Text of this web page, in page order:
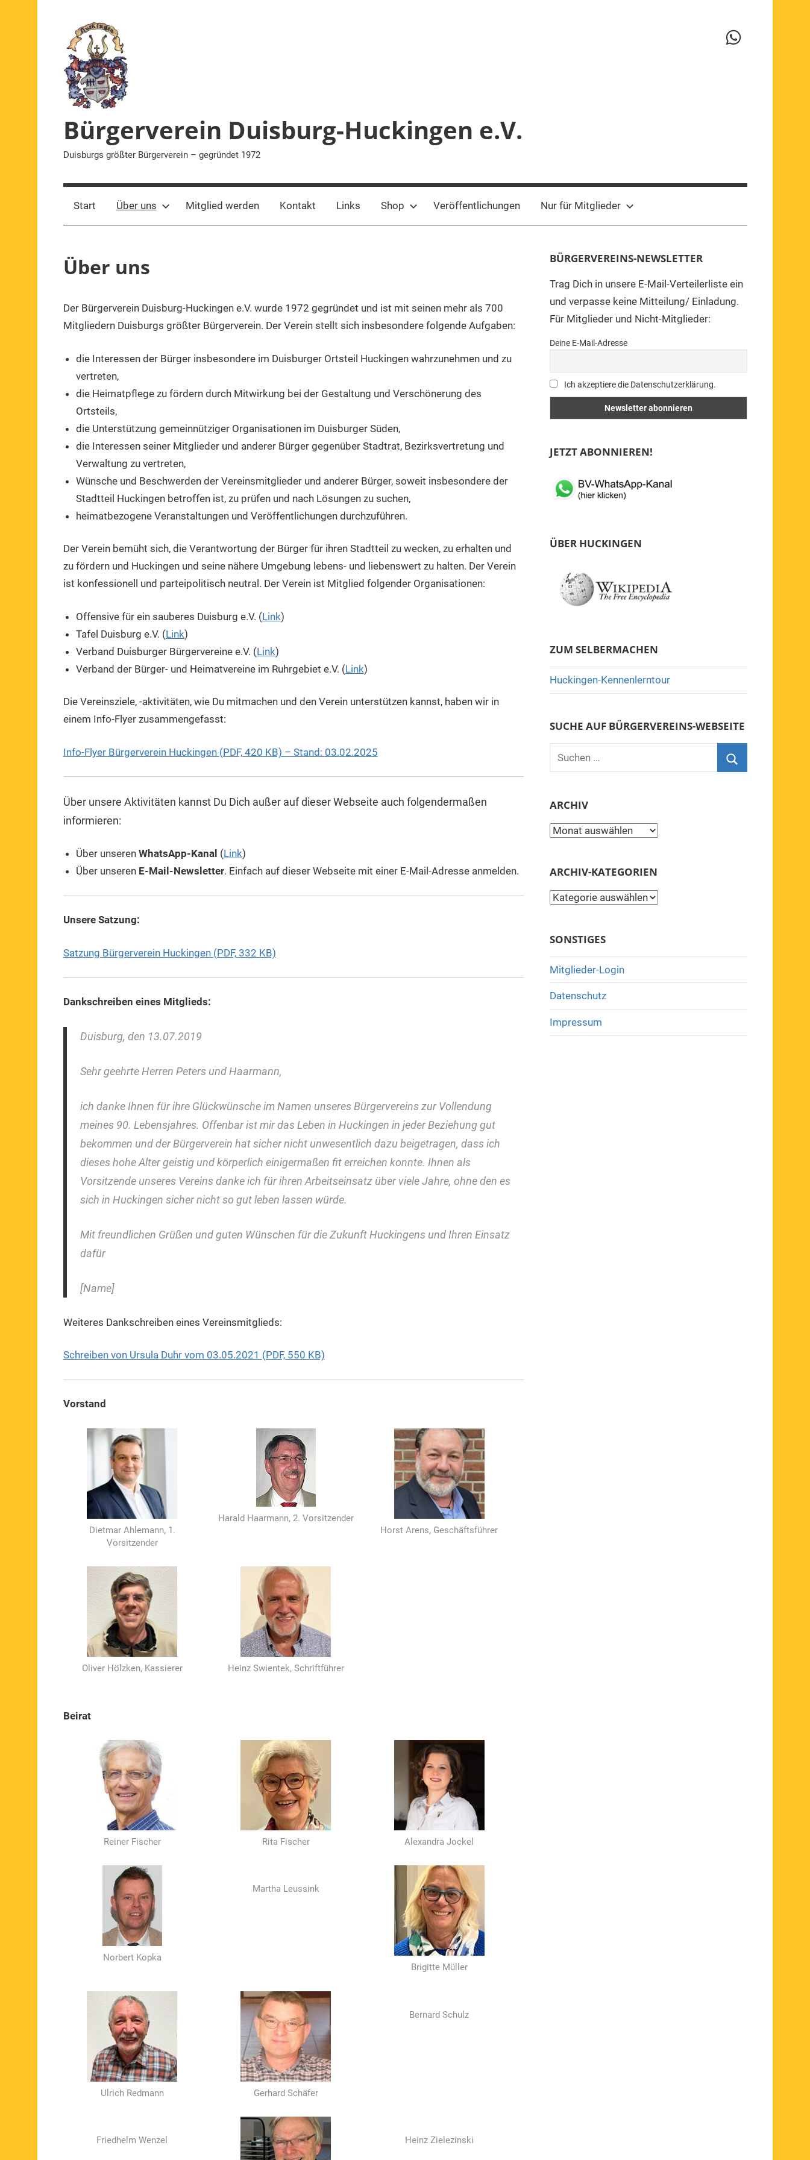
Bürgerverein Duisburg-Huckingen e.V.
Duisburgs größter Bürgerverein – gegründet 1972
WhatsApp-
Start Über uns Mitglied werden Kontakt Links Shop Veröffentlichungen Nur für Mitglieder
Über uns
Der Bürgerverein Duisburg-Huckingen e.V. wurde 1972 gegründet und ist mit seinen mehr als 700
Mitgliedern Duisburgs größter Bürgerverein. Der Verein stellt sich insbesondere folgende Aufgaben:
die Interessen der Bürger insbesondere im Duisburger Ortsteil Huckingen wahrzunehmen und zu
vertreten,
die Heimatpflege zu fördern durch Mitwirkung bei der Gestaltung und Verschönerung des
Ortsteils,
die Unterstützung gemeinnütziger Organisationen im Duisburger Süden,
die Interessen seiner Mitglieder und anderer Bürger gegenüber Stadtrat, Bezirksvertretung und
Verwaltung zu vertreten,
Wünsche und Beschwerden der Vereinsmitglieder und anderer Bürger, soweit insbesondere der
Stadtteil Huckingen betroffen ist, zu prüfen und nach Lösungen zu suchen,
heimatbezogene Veranstaltungen und Veröffentlichungen durchzuführen.
Der Verein bemüht sich, die Verantwortung der Bürger für ihren Stadtteil zu wecken, zu erhalten und
zu fördern und Huckingen und seine nähere Umgebung lebens- und liebenswert zu halten. Der Verein
ist konfessionell und parteipolitisch neutral. Der Verein ist Mitglied folgender Organisationen:
Offensive für ein sauberes Duisburg e.V. (Link)
Tafel Duisburg e.V. (Link)
Verband Duisburger Bürgervereine e.V. (Link)
Verband der Bürger- und Heimatvereine im Ruhrgebiet e.V. (Link)
Die Vereinsziele, -aktivitäten, wie Du mitmachen und den Verein unterstützen kannst, haben wir in
einem Info-Flyer zusammengefasst:
Info-Flyer Bürgerverein Huckingen (PDF, 420 KB) – Stand: 03.02.2025
Über unsere Aktivitäten kannst Du Dich außer auf dieser Webseite auch folgendermaßen
informieren:
Über unseren WhatsApp-Kanal (Link)
Über unseren E-Mail-Newsletter. Einfach auf dieser Webseite mit einer E-Mail-Adresse anmelden.
Unsere Satzung:
Satzung Bürgerverein Huckingen (PDF, 332 KB)
Dankschreiben eines Mitglieds:
Duisburg, den 13.07.2019
Sehr geehrte Herren Peters und Haarmann,
ich danke Ihnen für ihre Glückwünsche im Namen unseres Bürgervereins zur Vollendung
meines 90. Lebensjahres. Offenbar ist mir das Leben in Huckingen in jeder Beziehung gut
bekommen und der Bürgerverein hat sicher nicht unwesentlich dazu beigetragen, dass ich
dieses hohe Alter geistig und körperlich einigermaßen fit erreichen konnte. Ihnen als
Vorsitzende unseres Vereins danke ich für ihren Arbeitseinsatz über viele Jahre, ohne den es
sich in Huckingen sicher nicht so gut leben lassen würde.
Mit freundlichen Grüßen und guten Wünschen für die Zukunft Huckingens und Ihren Einsatz
dafür
[Name]
Weiteres Dankschreiben eines Vereinsmitglieds:
Schreiben von Ursula Duhr vom 03.05.2021 (PDF, 550 KB)
Vorstand
Dietmar Ahlemann, 1.
Vorsitzender
Harald Haarmann, 2. Vorsitzender
Horst Arens, Geschäftsführer
Oliver Hölzken, Kassierer Heinz Swientek, Schriftführer
Beirat
Reiner Fischer Rita Fischer Alexandra Jockel
Norbert Kopka
Martha Leussink
Brigitte Müller
Ulrich Redmann Gerhard Schäfer
Bernard Schulz
Friedhelm Wenzel Heinz Zielezinski
BÜRGERVEREINS-NEWSLETTER
Trag Dich in unsere E-Mail-Verteilerliste ein
und verpasse keine Mitteilung/ Einladung.
Für Mitglieder und Nicht-Mitglieder:
Deine E-Mail-Adresse
Ich akzeptiere die Datenschutzerklärung.
JETZT ABONNIEREN!
ÜBER HUCKINGEN
ZUM SELBERMACHEN
Huckingen-Kennenlerntour
SUCHE AUF BÜRGERVEREINS-WEBSEITE
Suchen
nach:
ARCHIV
Archiv
ARCHIV-KATEGORIEN
Archiv-
SONSTIGES
Mitglieder-Login
Datenschutz
Impressum